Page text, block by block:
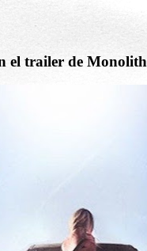
el trailer de Monolith